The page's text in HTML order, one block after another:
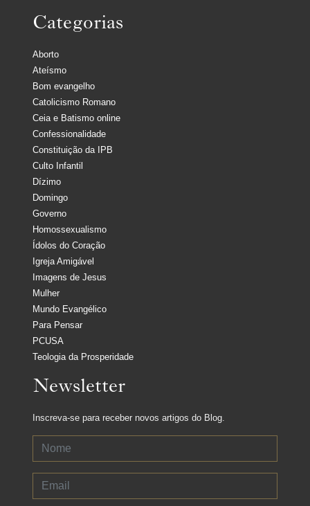
Categorias
Aborto
Ateísmo
Bom evangelho
Catolicismo Romano
Ceia e Batismo online
Confessionalidade
Constituição da IPB
Culto Infantil
Dízimo
Domingo
Governo
Homossexualismo
Ídolos do Coração
Igreja Amigável
Imagens de Jesus
Mulher
Mundo Evangélico
Para Pensar
PCUSA
Teologia da Prosperidade
Newsletter
Inscreva-se para receber novos artigos do Blog.